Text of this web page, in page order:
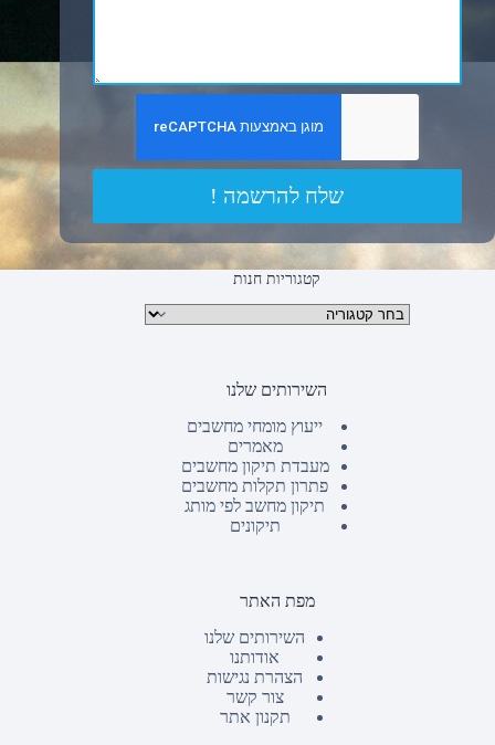
שלח להרשמה !
קטגוריות חנות
קטגוריות מוצרים
השירותים שלנו
ייעוץ מומחי מחשבים
מאמרים
מעבדת תיקון מחשבים
פתרון תקלות מחשבים
תיקון מחשב לפי מותג
תיקונים
מפת האתר
השירותים שלנו
אודותנו
הצהרת נגישות
צור קשר
תקנון אתר